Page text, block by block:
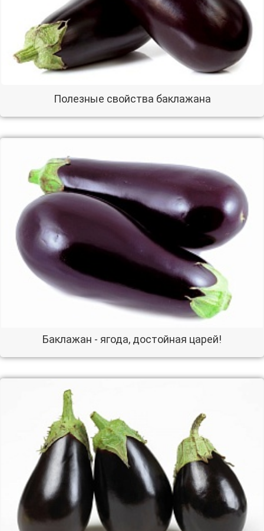
Полезные свойства баклажана
Баклажан - ягода, достойная царей!